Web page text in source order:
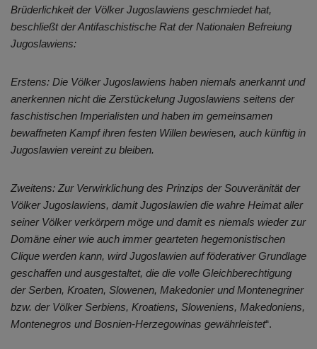
Brüderlichkeit der Völker Jugoslawiens geschmiedet hat,
beschließt der Antifaschistische Rat der Nationalen Befreiung
Jugoslawiens:
Erstens: Die Völker Jugoslawiens haben niemals anerkannt und
anerkennen nicht die Zerstückelung Jugoslawiens seitens der
faschistischen Imperialisten und haben im gemeinsamen
bewaffneten Kampf ihren festen Willen bewiesen, auch künftig in
Jugoslawien vereint zu bleiben.
Zweitens: Zur Verwirklichung des Prinzips der Souveränität der
Völker Jugoslawiens, damit Jugoslawien die wahre Heimat aller
seiner Völker verkörpern möge und damit es niemals wieder zur
Domäne einer wie auch immer gearteten hegemonistischen
Clique werden kann, wird Jugoslawien auf föderativer Grundlage
geschaffen und ausgestaltet, die die volle Gleichberechtigung
der Serben, Kroaten, Slowenen, Makedonier und Montenegriner
bzw. der Völker Serbiens, Kroatiens, Sloweniens, Makedoniens,
Montenegros und Bosnien-Herzegowinas gewährleistet“.